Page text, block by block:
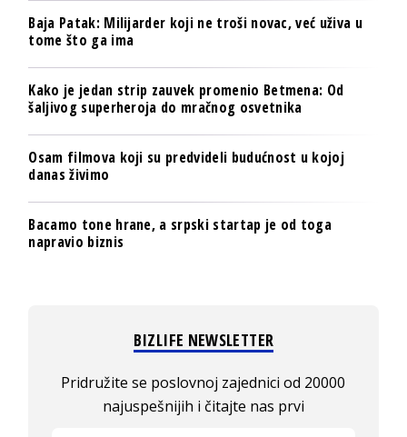
Baja Patak: Milijarder koji ne troši novac, već uživa u
tome što ga ima
Kako je jedan strip zauvek promenio Betmena: Od
šaljivog superheroja do mračnog osvetnika
Osam filmova koji su predvideli budućnost u kojoj
danas živimo
Bacamo tone hrane, a srpski startap je od toga
napravio biznis
BIZLIFE NEWSLETTER
Pridružite se poslovnoj zajednici od 20000
najuspešnijih i čitajte nas prvi